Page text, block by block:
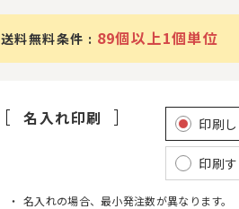
送料無料条件 : 89個以上1個単位
名入れ印刷 印刷
印刷
名入れの場合、最小発注数が異なります。